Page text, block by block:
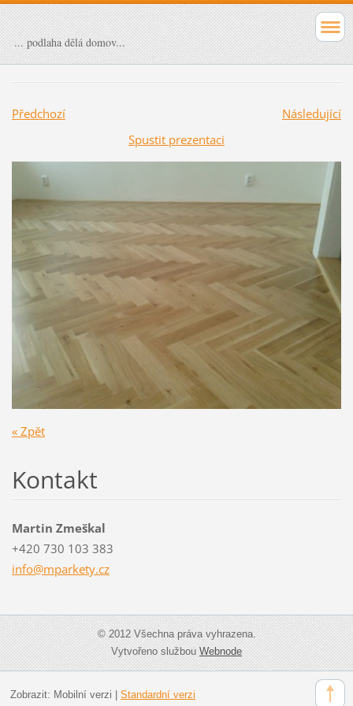
... podlaha dělá domov...
Předchozí
Následující
Spustit prezentaci
« Zpět
Kontakt
Martin Zmeškal
+420 730 103 383
info@mparkety.cz
© 2012 Všechna práva vyhrazena.
Vytvořeno službouWebnode
Zobrazit: Mobilní verzi Standardní verzi